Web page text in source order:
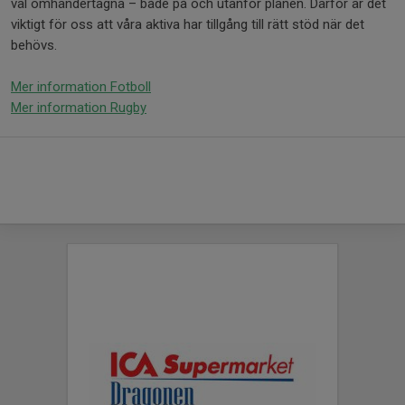
väl omhändertagna – både på och utanför planen. Därför är det
viktigt för oss att våra aktiva har tillgång till rätt stöd när det
behövs.
Mer information Fotboll
Mer information Rugby